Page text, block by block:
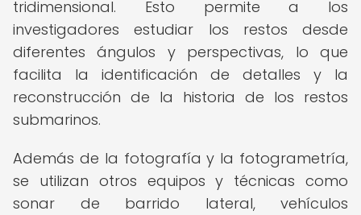
tridimensional. Esto permite a los
investigadores estudiar los restos desde
diferentes ángulos y perspectivas, lo que
facilita la identificación de detalles y la
reconstrucción de la historia de los restos
submarinos.
Además de la fotografía y la fotogrametría,
se utilizan otros equipos y técnicas como
sonar de barrido lateral, vehículos